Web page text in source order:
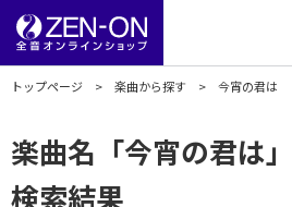
トップページ 楽曲から探す 今宵の君は
楽曲名「今宵の君は
検索結果